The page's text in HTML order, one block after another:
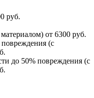
руб.
от 6300 руб.
(с
до 50% повреждения (с